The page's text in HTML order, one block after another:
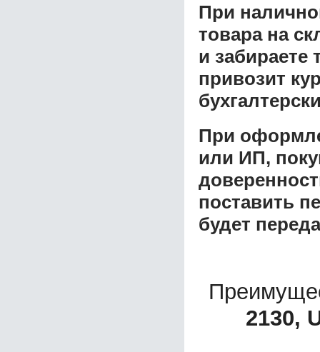
При
товара на
и забираете
привозит
При
или ИП,
поставить
будет
2130,